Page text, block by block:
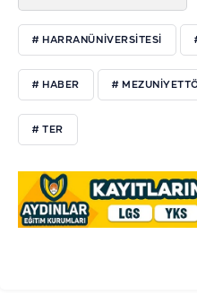
# HARRANÜNIVERSITESI
# HABER #
# TER